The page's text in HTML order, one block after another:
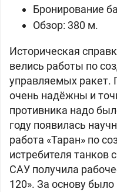
Бронирование
Обзор: 380 м.
Историческая
велись работы по
управляемых
очень надёжны и
противника надо
году появилась
работа «Таран» по
истребителя танков
САУ получила
120». За основу